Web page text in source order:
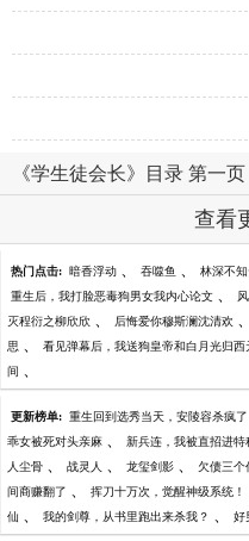
《学生徒会长》目录 第一页
查看
热门点击: 暗香浮动 、 吞噬鱼 、 林深不
重生后，我打脸恶毒狗男女我内心论文 、
灭程衍之柳欣欣 、 后悔爱你穆斯澜沈清欢 、
思 、 看见弹幕后，我送狗皇帝和白月光归西
间 、
更新榜单: 重生回到选秀当天，安陵容杀疯了
乖女被死对头亲麻 、 新兵连，我被直招进特
人尘骨 、 战灵人 、 龙玺剑影 、 欠债三个
间商赚翻了 、 挥刀十万次，觉醒神级系统！
仙 、 我的剑尊，从书里跑出来杀我？ 、 好